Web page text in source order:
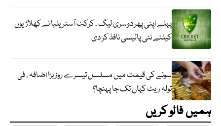
پہلے اپنی پھر دوسری لیگ ، کرکٹ آسٹریلیا نے کھلاڑیوں
کیلئے نئی پالیسی نافذ کر دی
سونے کی قیمت میں مسلسل تیسرے روز بڑا اضافہ ، فی
تولہ ریٹ کہاں تک جا پہنچا؟
ہمیں فالو کریں